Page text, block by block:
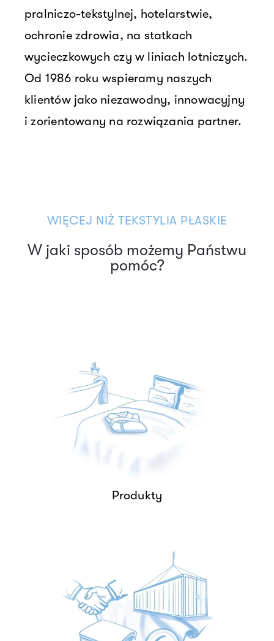
pralniczo-tekstylnej, hotelarstwie,
ochronie zdrowia, na statkach
wycieczkowych czy w liniach lotniczych.
Od 1986 roku wspieramy naszych
klientów jako niezawodny, innowacyjny
i zorientowany na rozwiązania partner.
WIĘCEJ NIŻ TEKSTYLIA PŁASKIE
W jaki sposób możemy Państwu
pomóc?
Produkty
Rozwiązania tekstylne
spełniające najwyższe
wymagania – trwałe,
funkcjonalne, zrównoważone.
Nasze indywidualne usługi są
idealnie dostosowane do
Państwa potrzeb.